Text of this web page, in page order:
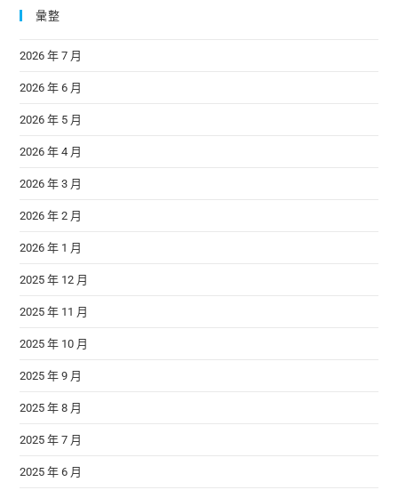
彙整
2026 年 7 月
2026 年 6 月
2026 年 5 月
2026 年 4 月
2026 年 3 月
2026 年 2 月
2026 年 1 月
2025 年 12 月
2025 年 11 月
2025 年 10 月
2025 年 9 月
2025 年 8 月
2025 年 7 月
2025 年 6 月